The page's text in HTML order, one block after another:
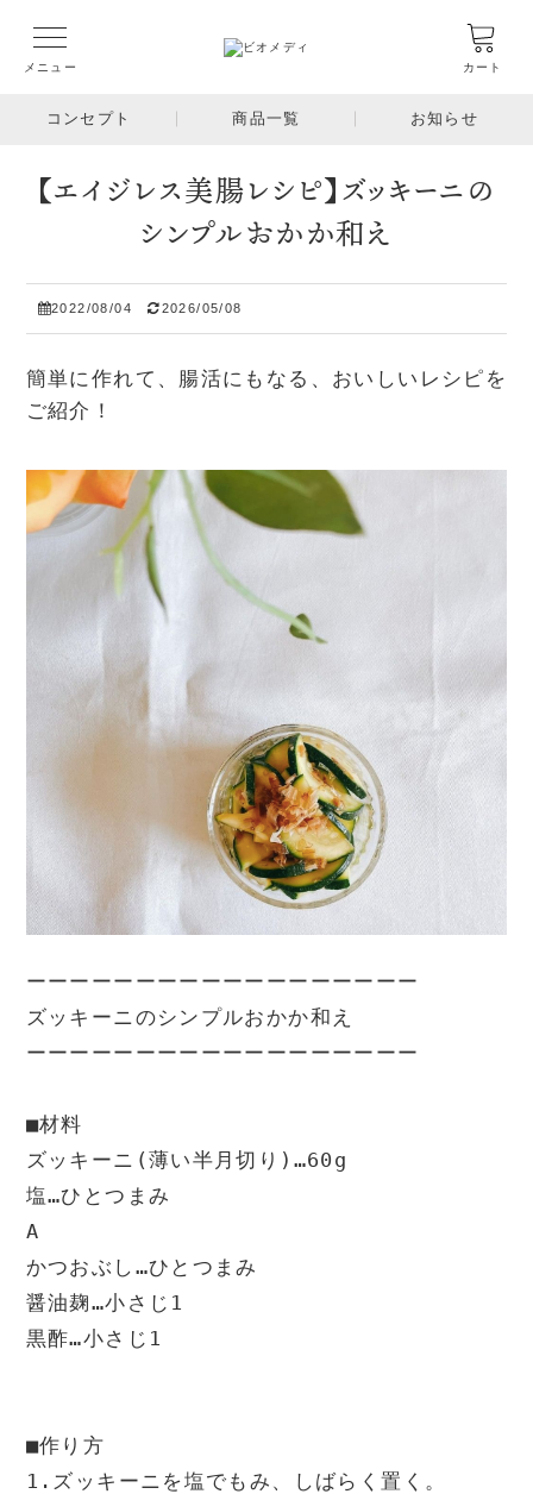
メニュー カート
コンセプト 商品一覧 お知らせ
【エイジレス美腸レシピ】ズッキーニの
シンプルおかか和え
2022/08/04 2026/05/08
簡単に作れて、腸活にもなる、おいしいレシピを
ご紹介！
ーーーーーーーーーーーーーーーーーー
ズッキーニのシンプルおかか和え
ーーーーーーーーーーーーーーーーーー
■材料
ズッキーニ(薄い半月切り)…60g
塩…ひとつまみ
A
かつおぶし…ひとつまみ
醤油麹…小さじ1
黒酢…小さじ1
■作り方
1.ズッキーニを塩でもみ、しばらく置く。